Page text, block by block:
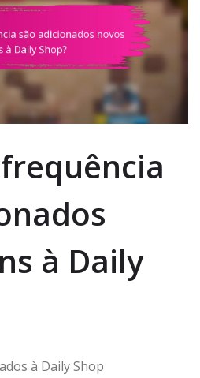
à Daily
à Daily Shop